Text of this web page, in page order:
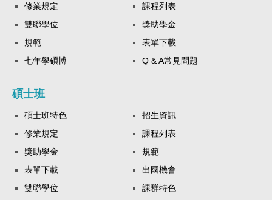
修業規定
課程列表
雙聯學位
獎助學金
規範
表單下載
七年學碩博
Q & A常見問題
碩士班
碩士班特色
招生資訊
修業規定
課程列表
獎助學金
規範
表單下載
出國機會
雙聯學位
課群特色